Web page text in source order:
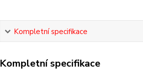
Kompletní specifikace
Kompletní specifikace